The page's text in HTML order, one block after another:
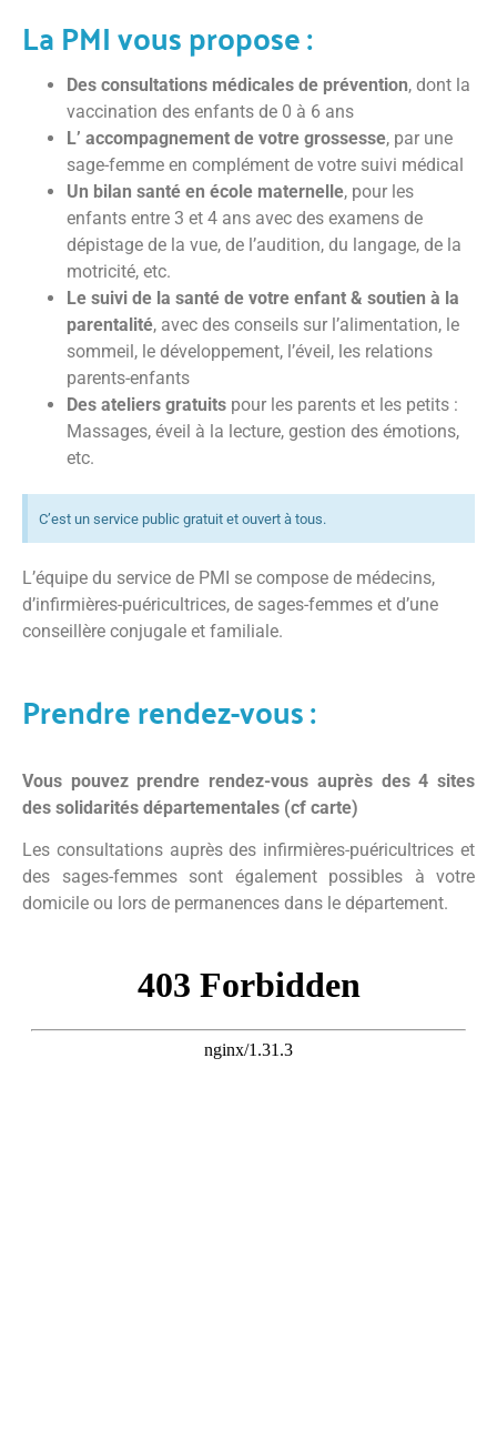
La PMI vous propose :
Des consultations médicales de prévention, dont la
vaccination des enfants de 0 à 6 ans
L’ accompagnement de votre grossesse, par une
sage-femme en complément de votre suivi médical
Un bilan santé en école maternelle, pour les
enfants entre 3 et 4 ans avec des examens de
dépistage de la vue, de l’audition, du langage, de la
motricité, etc.
Le suivi de la santé de votre enfant & soutien à la
parentalité, avec des conseils sur l’alimentation, le
sommeil, le développement, l’éveil, les relations
parents-enfants
Des ateliers gratuits pour les parents et les petits :
Massages, éveil à la lecture, gestion des émotions,
etc.
C’est un service public gratuit et ouvert à tous.
L’équipe du service de PMI se compose de médecins,
d’infirmières-puéricultrices, de sages-femmes et d’une
conseillère conjugale et familiale.
Prendre rendez-vous :
Vous pouvez prendre rendez-vous auprès des 4 sites
des solidarités départementales (cf carte)
Les consultations auprès des infirmières-puéricultrices et
des sages-femmes sont également possibles à votre
domicile ou lors de permanences dans le département.